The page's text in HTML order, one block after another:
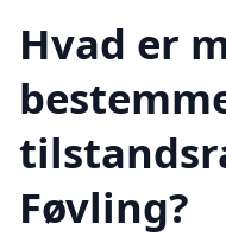
Hvad er
Føvling?